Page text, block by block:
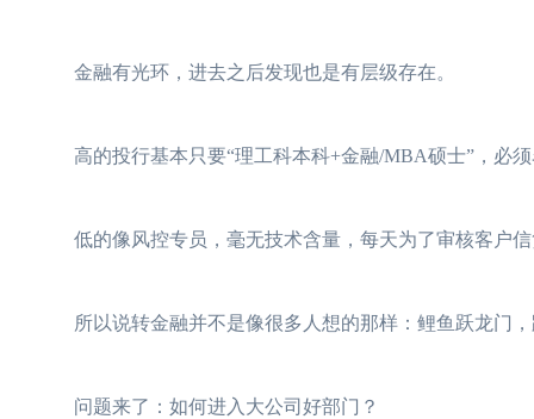
金融有光环，进去之后发现也是有层级存在。
高的投行基本只要“理工科本科+金融/MBA硕士”，必须
低的像风控专员，毫无技术含量，每天为了审核客户信
所以说转金融并不是像很多人想的那样：鲤鱼跃龙门，
问题来了：如何进入大公司好部门？